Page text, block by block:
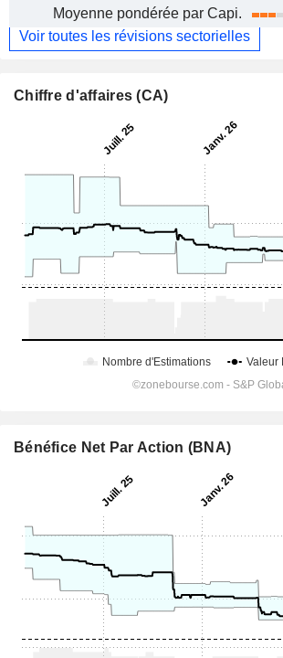
Moyenne pondérée par Capi.
Voir toutes les révisions sectorielles
Chiffre d'affaires (CA)
Bénéfice Net Par Action (BNA)